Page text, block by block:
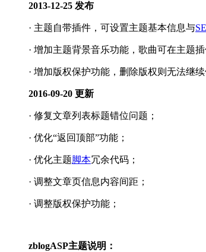
2013-12-25 发布
· 主题自带插件，可设置主题基本信息与
· 增加主题背景音乐功能，歌曲可在主题插
· 增加版权保护功能，删除版权则无法继续
2016-09-20 更新
· 修复文章列表标题错位问题；
· 优化“返回顶部”功能；
· 优化主题脚本冗余代码；
· 调整文章页信息内容间距；
· 调整版权保护功能；
zblogASP主题说明：